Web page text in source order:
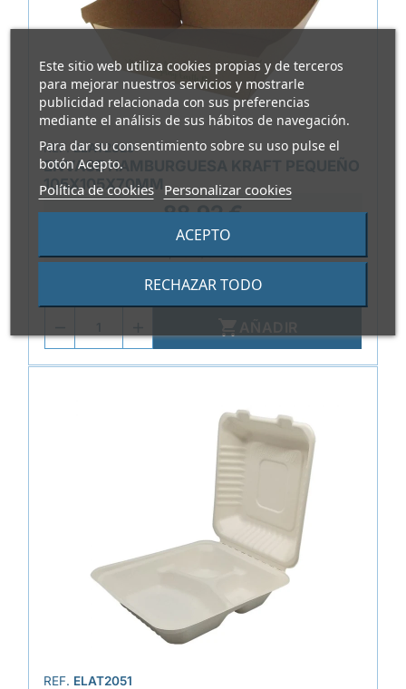
Este sitio web utiliza cookies propias y de terceros
para mejorar nuestros servicios y mostrarle
publicidad relacionada con sus preferencias
mediante el análisis de sus hábitos de navegación.
Para dar su consentimiento sobre su uso pulse el
botón Acepto.
Política de cookies Personalizar cookies
RECHAZAR TODO
ACEPTO
REF.ELAT2329
ENVASE HAMBURGUESA KRAFT PEQUEÑO
105X105X70MM
88,92 €
0,178 €/Unidad
Paquete de 500 unidades
REF. ELAT2051